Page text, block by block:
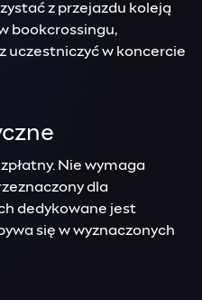
z przejazdu koleją
bookcrossingu,
uczestniczyć w koncercie
Nie wymaga
dla
dedykowane jest
się w wyznaczonych